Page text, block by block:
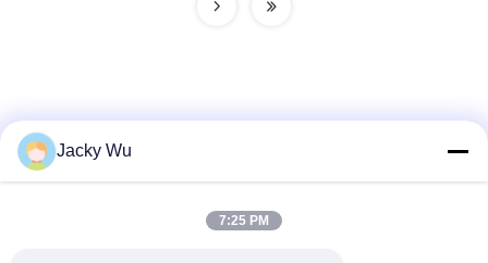
Jacky Wu
7:25 PM